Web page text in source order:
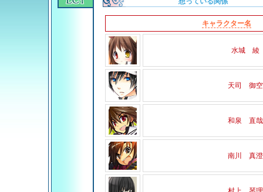
キャラクター名
水城 綾
天司 御空
和泉 直哉
南川 真澄